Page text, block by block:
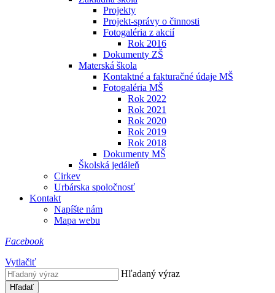
Projekty
Projekt-správy o činnosti
Fotogaléria z akcií
Rok 2016
Dokumenty ZŠ
Materská škola
Kontaktné a fakturačné údaje MŠ
Fotogaléria MŠ
Rok 2022
Rok 2021
Rok 2020
Rok 2019
Rok 2018
Dokumenty MŠ
Školská jedáleň
Cirkev
Urbárska spoločnosť
Kontakt
Napíšte nám
Mapa webu
Facebook
Vytlačiť
Hľadaný výraz
Hľadať